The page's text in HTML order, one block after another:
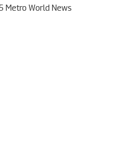
Metro World News